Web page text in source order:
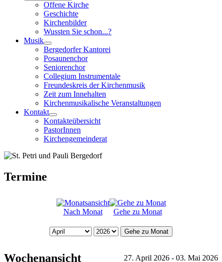
Offene Kirche
Geschichte
Kirchenbilder
Wussten Sie schon...?
Musik
Bergedorfer Kantorei
Posaunenchor
Seniorenchor
Collegium Instrumentale
Freundeskreis der Kirchenmusik
Zeit zum Innehalten
Kirchenmusikalische Veranstaltungen
Kontakt
Kontakteübersicht
PastorInnen
Kirchengemeinderat
Termine
Nach Monat Gehe zu Monat
Gehe zu Monat
Wochenansicht 27. April 2026 - 03. Mai 2026